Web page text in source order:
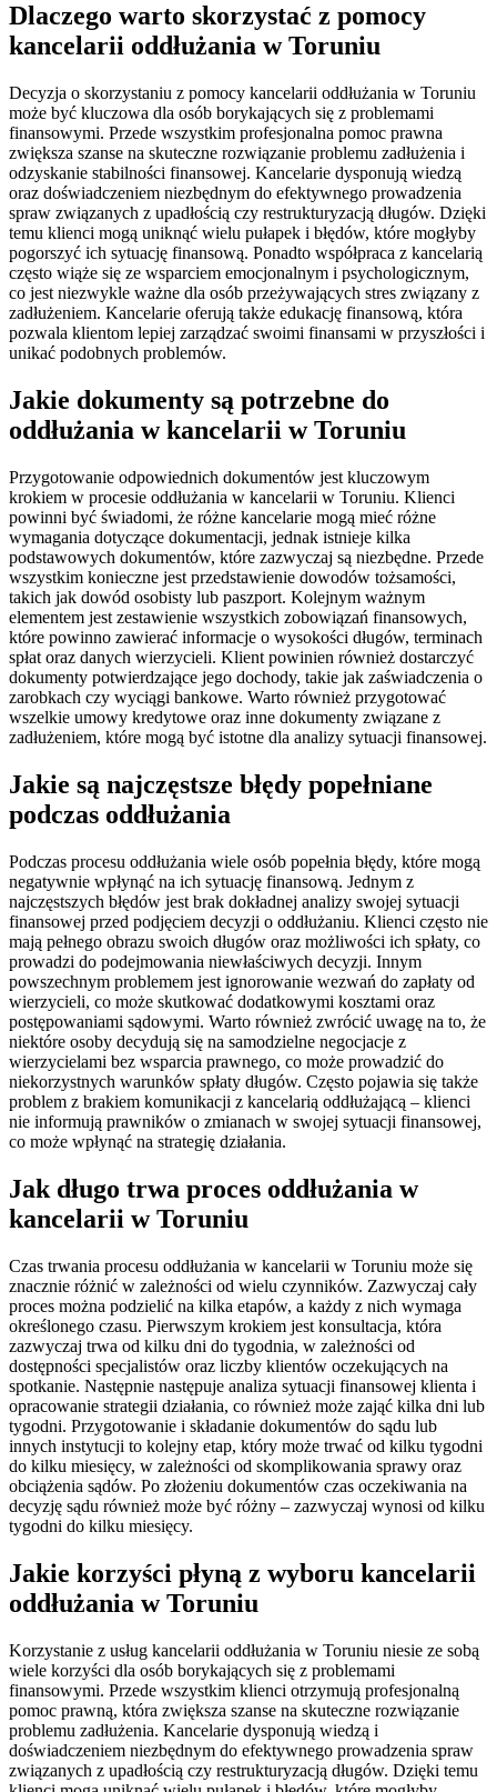
Dlaczego warto skorzystać z pomocy
kancelarii oddłużania w Toruniu
Decyzja o skorzystaniu z pomocy kancelarii oddłużania w Toruniu
może być kluczowa dla osób borykających się z problemami
finansowymi. Przede wszystkim profesjonalna pomoc prawna
zwiększa szanse na skuteczne rozwiązanie problemu zadłużenia i
odzyskanie stabilności finansowej. Kancelarie dysponują wiedzą
oraz doświadczeniem niezbędnym do efektywnego prowadzenia
spraw związanych z upadłością czy restrukturyzacją długów. Dzięki
temu klienci mogą uniknąć wielu pułapek i błędów, które mogłyby
pogorszyć ich sytuację finansową. Ponadto współpraca z kancelarią
często wiąże się ze wsparciem emocjonalnym i psychologicznym,
co jest niezwykle ważne dla osób przeżywających stres związany z
zadłużeniem. Kancelarie oferują także edukację finansową, która
pozwala klientom lepiej zarządzać swoimi finansami w przyszłości i
unikać podobnych problemów.
Jakie dokumenty są potrzebne do
oddłużania w kancelarii w Toruniu
Przygotowanie odpowiednich dokumentów jest kluczowym
krokiem w procesie oddłużania w kancelarii w Toruniu. Klienci
powinni być świadomi, że różne kancelarie mogą mieć różne
wymagania dotyczące dokumentacji, jednak istnieje kilka
podstawowych dokumentów, które zazwyczaj są niezbędne. Przede
wszystkim konieczne jest przedstawienie dowodów tożsamości,
takich jak dowód osobisty lub paszport. Kolejnym ważnym
elementem jest zestawienie wszystkich zobowiązań finansowych,
które powinno zawierać informacje o wysokości długów, terminach
spłat oraz danych wierzycieli. Klient powinien również dostarczyć
dokumenty potwierdzające jego dochody, takie jak zaświadczenia o
zarobkach czy wyciągi bankowe. Warto również przygotować
wszelkie umowy kredytowe oraz inne dokumenty związane z
zadłużeniem, które mogą być istotne dla analizy sytuacji finansowej.
Jakie są najczęstsze błędy popełniane
podczas oddłużania
Podczas procesu oddłużania wiele osób popełnia błędy, które mogą
negatywnie wpłynąć na ich sytuację finansową. Jednym z
najczęstszych błędów jest brak dokładnej analizy swojej sytuacji
finansowej przed podjęciem decyzji o oddłużaniu. Klienci często nie
mają pełnego obrazu swoich długów oraz możliwości ich spłaty, co
prowadzi do podejmowania niewłaściwych decyzji. Innym
powszechnym problemem jest ignorowanie wezwań do zapłaty od
wierzycieli, co może skutkować dodatkowymi kosztami oraz
postępowaniami sądowymi. Warto również zwrócić uwagę na to, że
niektóre osoby decydują się na samodzielne negocjacje z
wierzycielami bez wsparcia prawnego, co może prowadzić do
niekorzystnych warunków spłaty długów. Często pojawia się także
problem z brakiem komunikacji z kancelarią oddłużającą – klienci
nie informują prawników o zmianach w swojej sytuacji finansowej,
co może wpłynąć na strategię działania.
Jak długo trwa proces oddłużania w
kancelarii w Toruniu
Czas trwania procesu oddłużania w kancelarii w Toruniu może się
znacznie różnić w zależności od wielu czynników. Zazwyczaj cały
proces można podzielić na kilka etapów, a każdy z nich wymaga
określonego czasu. Pierwszym krokiem jest konsultacja, która
zazwyczaj trwa od kilku dni do tygodnia, w zależności od
dostępności specjalistów oraz liczby klientów oczekujących na
spotkanie. Następnie następuje analiza sytuacji finansowej klienta i
opracowanie strategii działania, co również może zająć kilka dni lub
tygodni. Przygotowanie i składanie dokumentów do sądu lub
innych instytucji to kolejny etap, który może trwać od kilku tygodni
do kilku miesięcy, w zależności od skomplikowania sprawy oraz
obciążenia sądów. Po złożeniu dokumentów czas oczekiwania na
decyzję sądu również może być różny – zazwyczaj wynosi od kilku
tygodni do kilku miesięcy.
Jakie korzyści płyną z wyboru kancelarii
oddłużania w Toruniu
Korzystanie z usług kancelarii oddłużania w Toruniu niesie ze sobą
wiele korzyści dla osób borykających się z problemami
finansowymi. Przede wszystkim klienci otrzymują profesjonalną
pomoc prawną, która zwiększa szanse na skuteczne rozwiązanie
problemu zadłużenia. Kancelarie dysponują wiedzą i
doświadczeniem niezbędnym do efektywnego prowadzenia spraw
związanych z upadłością czy restrukturyzacją długów. Dzięki temu